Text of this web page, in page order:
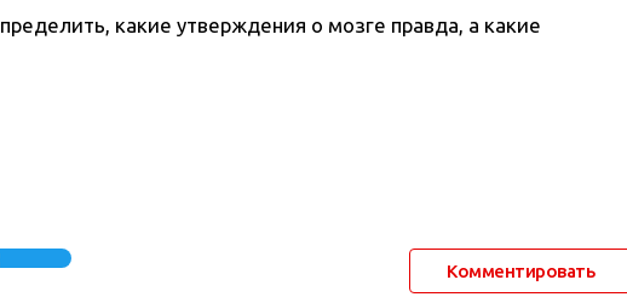
какие утверждения о мозге правда, а какие
Комментировать